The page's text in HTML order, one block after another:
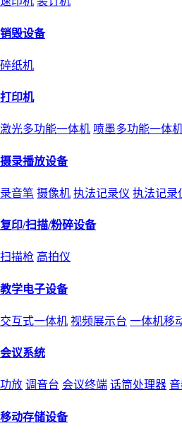
销毁设备
碎纸机
打印机
激光多功能一体机 喷墨多功能一体
摄录播放设备
录音笔 摄像机 执法记录仪 执法记录
复印/扫描/粉碎设备
扫描枪 高拍仪
教学电子设备
交互式一体机 视频展示台 一体机移
会议系统
功放 调音台 会议终端 话筒处理器
移动存储设备